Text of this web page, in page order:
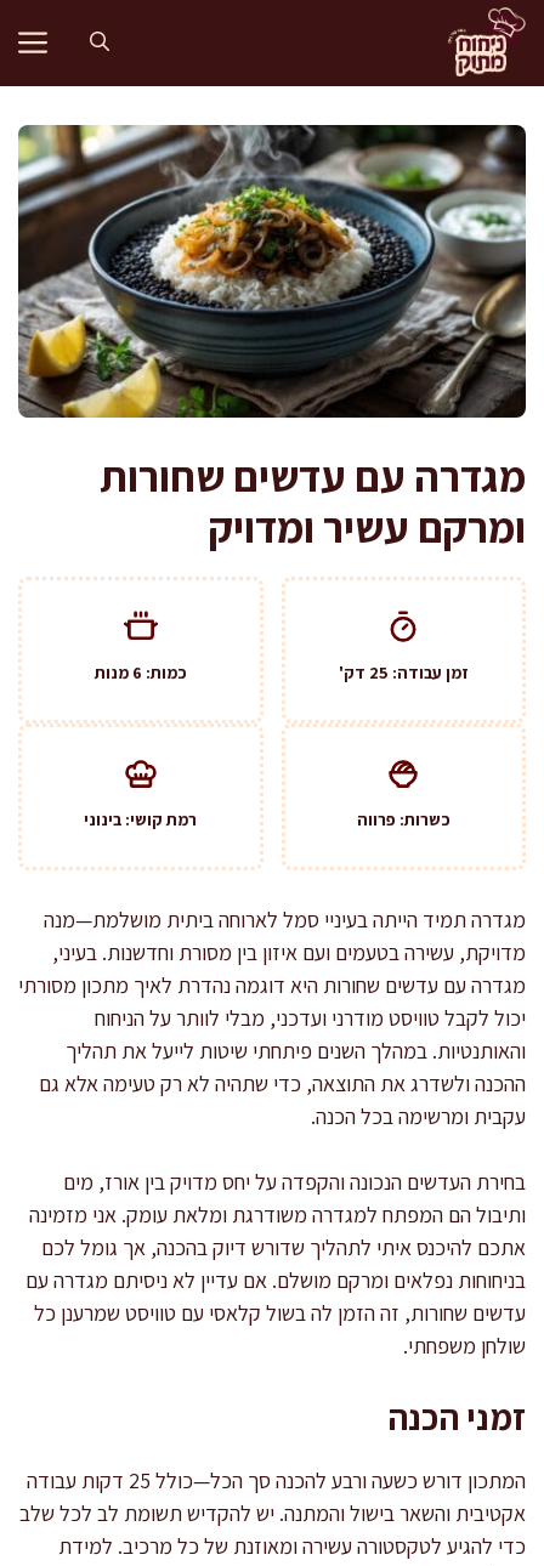
לדלג
לתוכן
מגדרה עם עדשים שחורות
ומרקם עשיר ומדויק
זמן עבודה: 25 דק' כמות: 6 מנות
כשרות: פרווה רמת קושי: בינוני
מגדרה תמיד הייתה בעיניי סמל לארוחה ביתית מושלמת—מנה
מדויקת, עשירה בטעמים ועם איזון בין מסורת וחדשנות. בעיני,
מגדרה עם עדשים שחורות היא דוגמה נהדרת לאיך מתכון מסורתי
יכול לקבל טוויסט מודרני ועדכני, מבלי לוותר על הניחוח
והאותנטיות. במהלך השנים פיתחתי שיטות לייעל את תהליך
ההכנה ולשדרג את התוצאה, כדי שתהיה לא רק טעימה אלא גם
עקבית ומרשימה בכל הכנה.
בחירת העדשים הנכונה והקפדה על יחס מדויק בין אורז, מים
ותיבול הם המפתח למגדרה משודרגת ומלאת עומק. אני מזמינה
אתכם להיכנס איתי לתהליך שדורש דיוק בהכנה, אך גומל לכם
בניחוחות נפלאים ומרקם מושלם. אם עדיין לא ניסיתם מגדרה עם
עדשים שחורות, זה הזמן לה בשול קלאסי עם טוויסט שמרענן כל
שולחן משפחתי.
זמני הכנה
המתכון דורש כשעה ורבע להכנה סך הכל—כולל 25 דקות עבודה
אקטיבית והשאר בישול והמתנה. יש להקדיש תשומת לב לכל שלב
כדי להגיע לטקסטורה עשירה ומאוזנת של כל מרכיב. למידת